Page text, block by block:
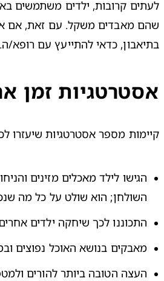
בתיאבון, כדאי להתייעץ עם רופא/ה.
אסטרטגיות זמן
קיימות מספר אסטרטגיות שיעזרו
השולחן; הוא שולט על כל מה
התכוננו לכך שיחקה ילדים
מאבקים בנושא האוכל נפוצים
העצה הטובה ביותר להורים